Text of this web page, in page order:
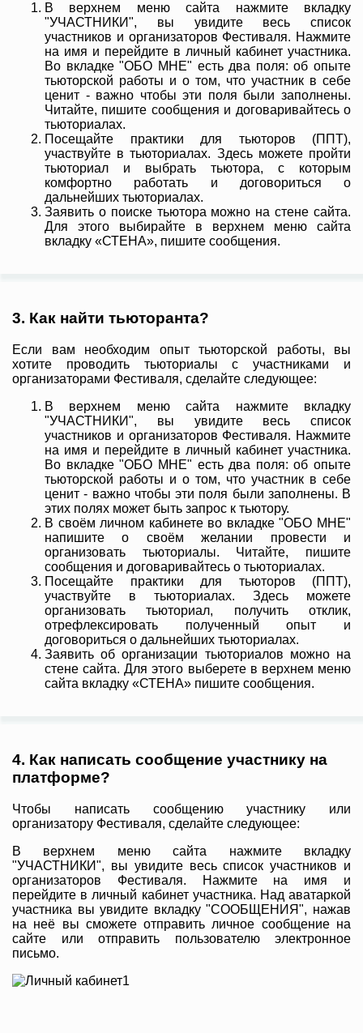
В верхнем меню сайта нажмите вкладку
"УЧАСТНИКИ", вы увидите весь список
участников и организаторов Фестиваля. Нажмите
на имя и перейдите в личный кабинет участника.
Во вкладке "ОБО МНЕ" есть два поля: об опыте
тьюторской работы и о том, что участник в себе
ценит - важно чтобы эти поля были заполнены.
Читайте, пишите сообщения и договаривайтесь о
тьюториалах.
Посещайте практики для тьюторов (ППТ),
участвуйте в тьюториалах. Здесь можете пройти
тьюториал и выбрать тьютора, с которым
комфортно работать и договориться о
дальнейших тьюториалах.
Заявить о поиске тьютора можно на стене сайта.
Для этого выбирайте в верхнем меню сайта
вкладку «СТЕНА», пишите сообщения.
3. Как найти тьюторанта?
Если вам необходим опыт тьюторской работы, вы
хотите проводить тьюториалы с участниками и
организаторами Фестиваля, сделайте следующее:
В верхнем меню сайта нажмите вкладку
"УЧАСТНИКИ", вы увидите весь список
участников и организаторов Фестиваля. Нажмите
на имя и перейдите в личный кабинет участника.
Во вкладке "ОБО МНЕ" есть два поля: об опыте
тьюторской работы и о том, что участник в себе
ценит - важно чтобы эти поля были заполнены. В
этих полях может быть запрос к тьютору.
В своём личном кабинете во вкладке "ОБО МНЕ"
напишите о своём желании провести и
организовать тьюториалы. Читайте, пишите
сообщения и договаривайтесь о тьюториалах.
Посещайте практики для тьюторов (ППТ),
участвуйте в тьюториалах. Здесь можете
организовать тьюториал, получить отклик,
отрефлексировать полученный опыт и
договориться о дальнейших тьюториалах.
Заявить об организации тьюториалов можно на
стене сайта. Для этого выберете в верхнем меню
сайта вкладку «СТЕНА» пишите сообщения.
4. Как написать сообщение участнику на
платформе?
Чтобы написать сообщению участнику или
организатору Фестиваля, сделайте следующее:
В верхнем меню сайта нажмите вкладку
"УЧАСТНИКИ", вы увидите весь список участников и
организаторов Фестиваля. Нажмите на имя и
перейдите в личный кабинет участника. Над аватаркой
участника вы увидите вкладку "СООБЩЕНИЯ", нажав
на неё вы сможете отправить личное сообщение на
сайте или отправить пользователю электронное
письмо.